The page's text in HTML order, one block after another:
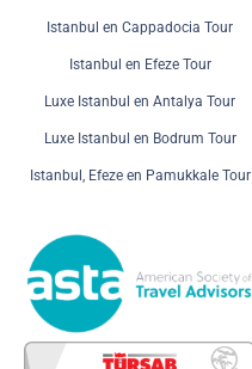
Istanbul en Cappadocia Tour
Istanbul en Efeze Tour
Luxe Istanbul en Antalya Tour
Luxe Istanbul en Bodrum Tour
Istanbul, Efeze en Pamukkale Tour